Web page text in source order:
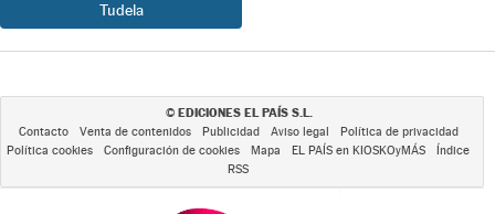
Tudela
© EDICIONES EL PAÍS S.L.
Contacto Venta de contenidos Publicidad Aviso legal
Política de privacidad
Política cookies
Configuración de cookies Mapa EL PAÍS en KIOSKOyMÁS
Índice
RSS